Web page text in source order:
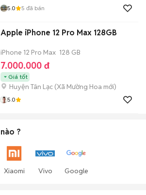
5.0 5 đã bán
Apple iPhone 12 Pro Max 128GB
iPhone 12 Pro Max 128 GB
7.000.000 đ
Giá tốt
Huyện Tân Lạc (Xã Mường Hoa mới)
5.0
nào ?
Xiaomi Vivo Google